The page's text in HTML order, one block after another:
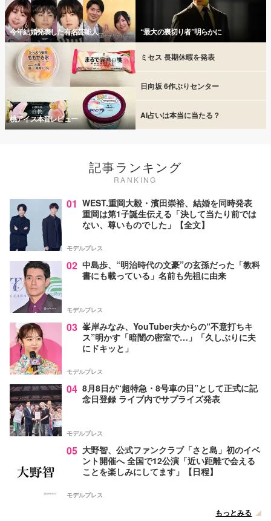
今年結婚発表した有名芸能人 “最大の裏切り者”明らかに
桃アイス本音レビュー
ミセス 長期休暇を発表
日向坂 6作ぶりセンター
AI占いは本当に当たる？
記事ランキング
RANKING
01 WEST.重岡大毅・濱田崇裕、結婚を同時発表
重岡は第1子誕生伝える「決して当たり前では
ない、尊いものでした」【全文】
モデルプレス
02 中島歩、“明治時代の文豪”の玄孫だった「教科
書にも載っている」名前も先祖に由来
モデルプレス
03 峯岸みなみ、YouTuber夫からの“不意打ちキ
ス”明かす「暗闇の密室で…」「久しぶりに夫
にドキッと」
モデルプレス
04 8月8日が“超特急・8号車の日”として正式に記
念日登録 ライブ内でサプライズ発表
モデルプレス
05 大野智、公式ファンクラブ「さと島」初のイベ
ント開催へ 全国で12公演「近い距離で会える
ことを楽しみにしてます」【日程】
モデルプレス
もっとみる